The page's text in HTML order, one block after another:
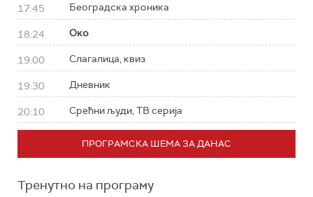
17:45 Београдска хроника
18:24 Око
19:00 Слагалица, квиз
19:30 Дневник
20:10 Срећни људи, ТВ серија
ПРОГРАМСКА ШЕМА ЗА ДАНАС
Тренутно на програму